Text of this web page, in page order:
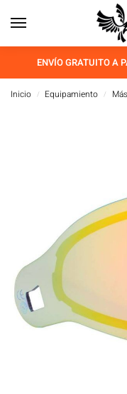
ENVÍO GRATUITO A
Inicio / Equipamiento /